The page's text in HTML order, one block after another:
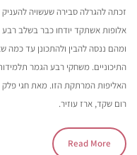
זכתה להגרלה סבירה שעשויה
אלופות אשתקד יודחו כבר בשלב
ומהם ננסה להבין ולהתכונן עד
התיכוניים. משחקי רבע הגמר
האליפות המרתקת הזו. מאת חגי פלק
רום שקד, ארז עוזיר.
Read More